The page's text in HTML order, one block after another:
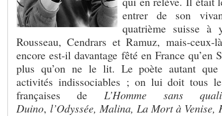
entrer de son
quatrième suisse à
Rousseau, Cendrars et Ramuz, mais-
encore est-il davantage fêté en France qu’en
plus qu’on ne le lit. Le poète autant que
activités indissociables ; on lui doit tous
françaises deL’Homme sans
Duino, l’Odyssée, Malina, La Mort à